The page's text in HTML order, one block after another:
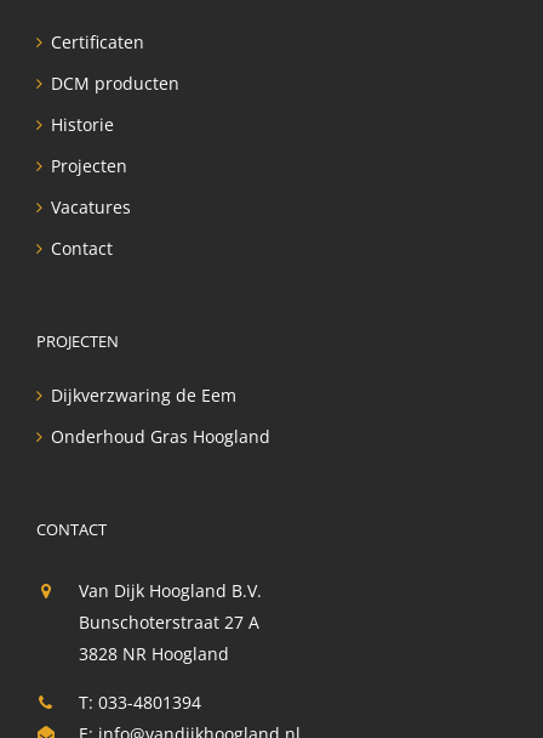
Certificaten
DCM producten
Historie
Projecten
Vacatures
Contact
PROJECTEN
Dijkverzwaring de Eem
Onderhoud Gras Hoogland
CONTACT
Van Dijk Hoogland B.V.
Bunschoterstraat 27 A
3828 NR Hoogland
T: 033-4801394